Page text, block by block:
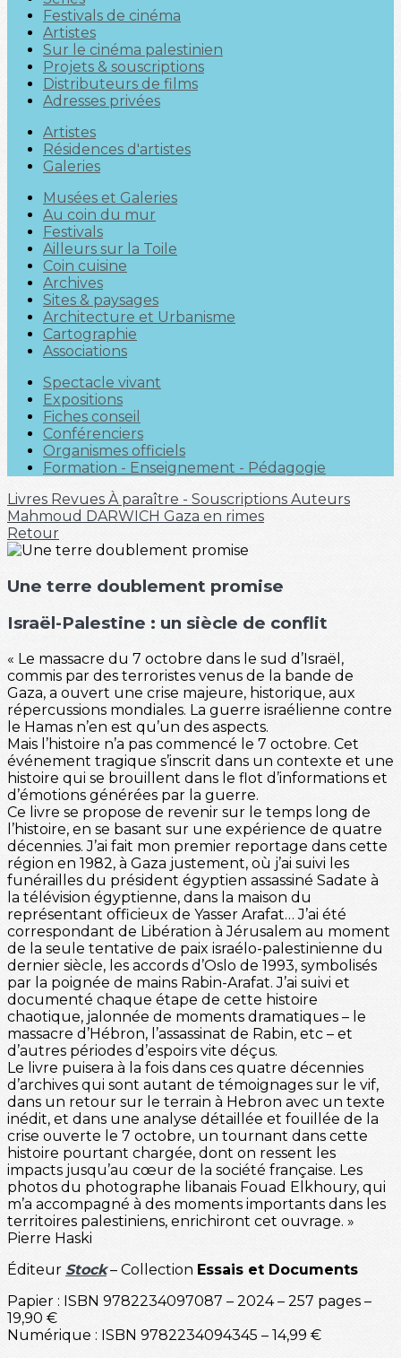
Festivals de cinéma
Artistes
Sur le cinéma palestinien
Projets & souscriptions
Distributeurs de films
Adresses privées
Artistes
Résidences d'artistes
Galeries
Musées et Galeries
Au coin du mur
Festivals
Ailleurs sur la Toile
Coin cuisine
Archives
Sites & paysages
Architecture et Urbanisme
Cartographie
Associations
Spectacle vivant
Expositions
Fiches conseil
Conférenciers
Organismes officiels
Formation - Enseignement - Pédagogie
Livres Revues À paraître - Souscriptions Auteurs
Mahmoud DARWICH Gaza en rimes
Retour
Une terre doublement promise
Israël-Palestine : un siècle de conflit
« Le massacre du 7 octobre dans le sud d’Israël,
commis par des terroristes venus de la bande de
Gaza, a ouvert une crise majeure, historique, aux
répercussions mondiales. La guerre israélienne contre
le Hamas n’en est qu’un des aspects.
Mais l’histoire n’a pas commencé le 7 octobre. Cet
événement tragique s’inscrit dans un contexte et une
histoire qui se brouillent dans le flot d’informations et
d’émotions générées par la guerre.
Ce livre se propose de revenir sur le temps long de
l’histoire, en se basant sur une expérience de quatre
décennies. J’ai fait mon premier reportage dans cette
région en 1982, à Gaza justement, où j’ai suivi les
funérailles du président égyptien assassiné Sadate à
la télévision égyptienne, dans la maison du
représentant officieux de Yasser Arafat… J’ai été
correspondant de Libération à Jérusalem au moment
de la seule tentative de paix israélo-palestinienne du
dernier siècle, les accords d’Oslo de 1993, symbolisés
par la poignée de mains Rabin-Arafat. J’ai suivi et
documenté chaque étape de cette histoire
chaotique, jalonnée de moments dramatiques – le
massacre d’Hébron, l’assassinat de Rabin, etc – et
d’autres périodes d’espoirs vite déçus.
Le livre puisera à la fois dans ces quatre décennies
d’archives qui sont autant de témoignages sur le vif,
dans un retour sur le terrain à Hebron avec un texte
inédit, et dans une analyse détaillée et fouillée de la
crise ouverte le 7 octobre, un tournant dans cette
histoire pourtant chargée, dont on ressent les
impacts jusqu’au cœur de la société française. Les
photos du photographe libanais Fouad Elkhoury, qui
m’a accompagné à des moments importants dans les
territoires palestiniens, enrichiront cet ouvrage. »
Pierre Haski
Éditeur Stock– Collection Essais et Documents
Papier : ISBN 9782234097087 – 2024 – 257 pages –
19,90 €
Numérique : ISBN 9782234094345 – 14,99 €